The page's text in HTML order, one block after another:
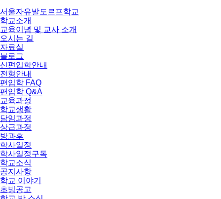
서울자유발도르프학교
학교소개
교육이념 및 교사 소개
오시는 길
자료실
블로그
신편입학안내
전형안내
편입학 FAQ
편입학 Q&A
교육과정
학교생활
담임과정
상급과정
방과후
학사일정
학사일정구독
학교소식
공지사항
학교 이야기
초빙공고